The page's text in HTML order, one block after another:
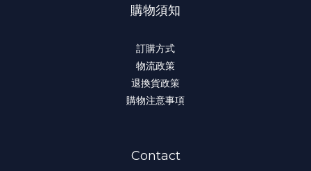
購物須知
訂購方式
物流政策
退換貨政策
購物注意事項
Contact